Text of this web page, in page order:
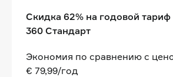
Скидка 62% на годовой
360 Стандарт
Экономия по сравнению с
€ 79,99/год